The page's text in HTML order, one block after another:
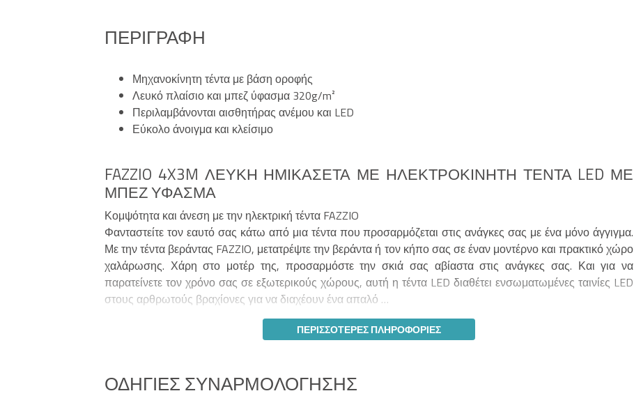
ΠΕΡΙΓΡΑΦΉ
Μηχανοκίνητη τέντα με βάση οροφής
Λευκό πλαίσιο και μπεζ ύφασμα 320g/m²
Περιλαμβάνονται αισθητήρας ανέμου και LED
Εύκολο άνοιγμα και κλείσιμο
FAZZIO 4X3M ΛΕΥΚΉ ΗΜΙΚΑΣΈΤΑ ΜΕ ΗΛΕΚΤΡΟΚΊΝΗΤΗ ΤΈΝΤΑ LED ΜΕ
ΜΠΕΖ ΎΦΑΣΜΑ
Κομψότητα και άνεση με την ηλεκτρική τέντα FAZZIO
Φανταστείτε τον εαυτό σας κάτω από μια τέντα που προσαρμόζεται στις ανάγκες σας με ένα μόνο άγγιγμα.
Με την τέντα βεράντας FAZZIO, μετατρέψτε την βεράντα ή τον κήπο σας σε έναν μοντέρνο και πρακτικό χώρο
χαλάρωσης. Χάρη στο μοτέρ της, προσαρμόστε την σκιά σας αβίαστα στις ανάγκες σας. Και για να
παρατείνετε τον χρόνο σας σε εξωτερικούς χώρους, αυτή η τέντα LED διαθέτει ενσωματωμένες ταινίες LED
στους αρθρωτούς βραχίονες για να διαχέουν ένα απαλό …
ΠΕΡΙΣΣΌΤΕΡΕΣ ΠΛΗΡΟΦΟΡΊΕΣ
ΟΔΗΓΊΕΣ ΣΥΝΑΡΜΟΛΌΓΗΣΗΣ